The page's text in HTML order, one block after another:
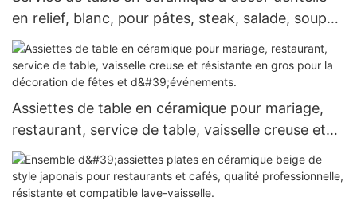
en relief, blanc, pour pâtes, steak, salade, soupe,
idéal pour un banquet de mariage ou un cadeau
élégant.
Assiettes de table en céramique pour mariage,
restaurant, service de table, vaisselle creuse et
résistante en gros pour la décoration de fêtes et
d'événements.